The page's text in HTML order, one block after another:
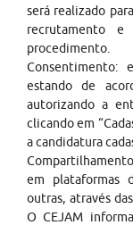
será realizado
recrutamento
procedimento.
Consentimento:
estando de
autorizando a
clicando em
a candidatura
em plataformas
outras, através
O CEJAM